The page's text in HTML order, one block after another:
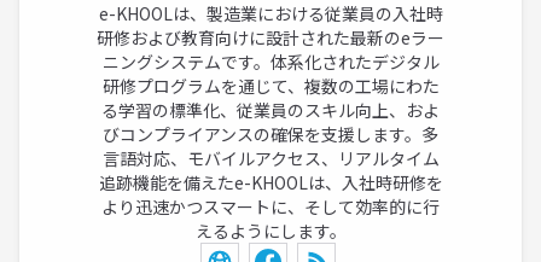
e-KHOOLは、製造業における従業員の入社時
研修および教育向けに設計された最新のeラー
ニングシステムです。体系化されたデジタル
研修プログラムを通じて、複数の工場にわた
る学習の標準化、従業員のスキル向上、およ
びコンプライアンスの確保を支援します。多
言語対応、モバイルアクセス、リアルタイム
追跡機能を備えたe-KHOOLは、入社時研修を
より迅速かつスマートに、そして効率的に行
えるようにします。